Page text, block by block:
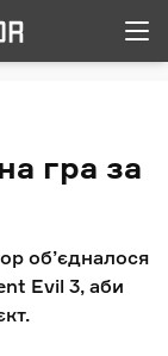
гра за
об’єдналося
Evil 3, аби